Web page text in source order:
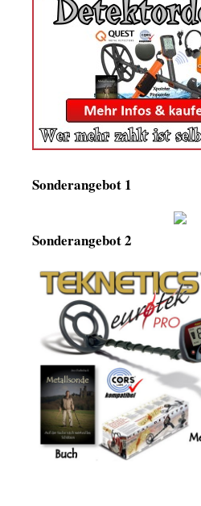
Sonderangebot 1
Sonderangebot 2